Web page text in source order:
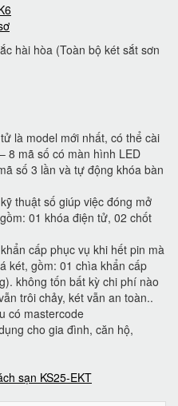
hài hòa (Toàn bộ két sắt sơn
là model mới nhất, có thể cài
8 mã số có màn hình LED
số 3 lần và tự động khóa bàn
thuật số giúp việc đóng mở
01 khóa điện tử, 02 chốt
cấp phục vụ khi hết pin mà
két, gồm: 01 chìa khẩn cấp
không tốn bất kỳ chi phí nào
trôi chảy, két vẫn an toàn..
có mastercode
cho gia đình, căn hộ,